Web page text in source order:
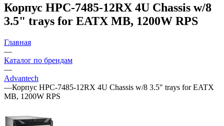
Корпус HPC-7485-12RX 4U Chassis w/8
3.5" trays for EATX MB, 1200W RPS
Главная
—
Каталог по брендам
—
Advantech
—Корпус HPC-7485-12RX 4U Chassis w/8 3.5" trays for EATX
MB, 1200W RPS